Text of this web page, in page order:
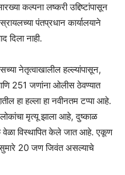
कल्पना लष्करी उद्दिष्टांपासून
पंतप्रधान कार्यालयाने
दिला नाही.
नेतृत्वाखालील हल्ल्यांपासून,
251 जणांना ओलीस ठेवण्यात
हा हल्ला हा नवीनतम टप्पा आहे.
मृत्यू झाला आहे, दुष्काळ
विस्थापित केले जात आहे. एकूण
20 जण जिवंत असल्याचे